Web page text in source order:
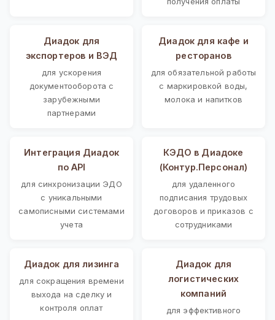
Диадок для
экспортеров и ВЭД
для ускорения
документооборота с
зарубежными
партнерами
Диадок для кафе и
ресторанов
для обязательной работы
с маркировкой воды,
молока и напитков
Интеграция Диадок
по API
для синхронизации ЭДО
с уникальными
самописными системами
учета
КЭДО в Диадоке
(Контур.Персонал)
для удаленного
подписания трудовых
договоров и приказов с
сотрудниками
Диадок для лизинга
для сокращения времени
выхода на сделку и
контроля оплат
Диадок для
логистических
компаний
для эффективного